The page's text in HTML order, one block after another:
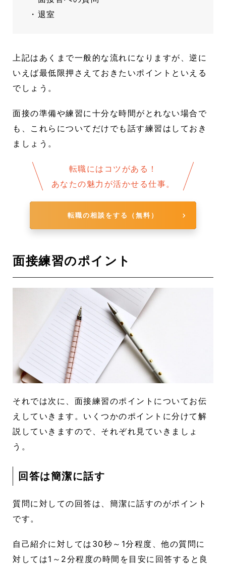
・退室
上記はあくまで一般的な流れになりますが、逆に
いえば最低限押さえておきたいポイントといえる
でしょう。
面接の準備や練習に十分な時間がとれない場合で
も、これらについてだけでも話す練習はしておき
ましょう。
転職にはコツがある！
あなたの魅力が活かせる仕事。
転職の相談をする（無料）
面接練習のポイント
それでは次に、面接練習のポイントについてお伝
えしていきます。いくつかのポイントに分けて解
説していきますので、それぞれ見ていきましょ
う。
回答は簡潔に話す
質問に対しての回答は、簡潔に話すのがポイント
です。
自己紹介に対しては30秒～1分程度、他の質問に
対しては1～2分程度の時間を目安に回答すると良